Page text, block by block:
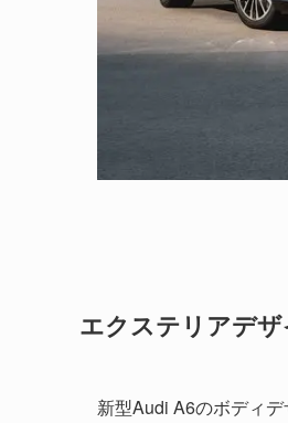
エクステリアデ
新型Audi A6のボディ